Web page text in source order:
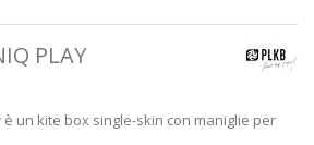
PLAY
è un kite box single-skin con maniglie per